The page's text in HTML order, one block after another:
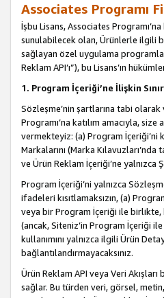
Associates Programı
İşbu Lisans, Associates
sunulabilecek olan, Ürünlerle ilgili
sağlayan özel uygulama
Reklam API’ı”), bu Lisans’ın
1. Program İçeriği’ne İlişkin
Sözleşme’nin şartlarına tabi
Programı’na katılım amacıyla,
vermekteyiz: (a) Program İçeriği’ni
Markalarını (Marka
ve Ürün Reklam İçeriği’ne
Program İçeriği’ni yalnızca
ifadeleri kısıtlamaksızın, (a)
veya bir Program İçeriği ile birlikte,
(ancak, Siteniz’in Program İçeriği
kullanımını yalnızca ilgili Ürün
bağlantılandırmayacaksınız.
Ürün Reklam API veya Veri
sağlar. Bu türden veri, görsel,